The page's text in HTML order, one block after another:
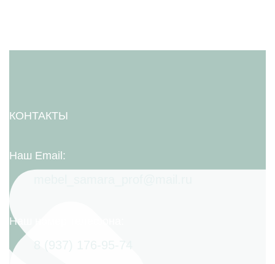
КОНТАКТЫ
Наш Email:
Наш номер телефона: